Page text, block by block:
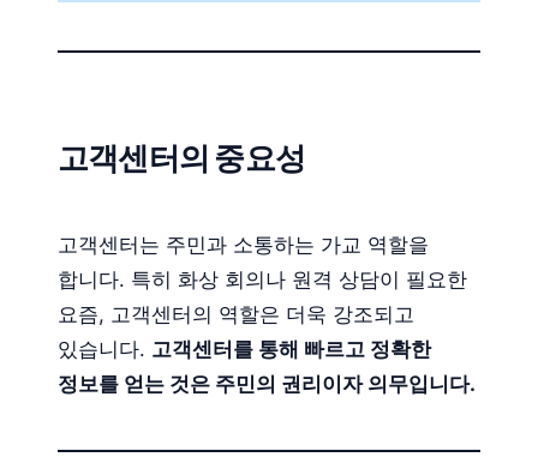
고객센터의 중요성
고객센터는 주민과 소통하는 가교 역할을
합니다. 특히 화상 회의나 원격 상담이 필요한
요즘, 고객센터의 역할은 더욱 강조되고
있습니다. 고객센터를 통해 빠르고 정확한
정보를 얻는 것은 주민의 권리이자 의무입니다.